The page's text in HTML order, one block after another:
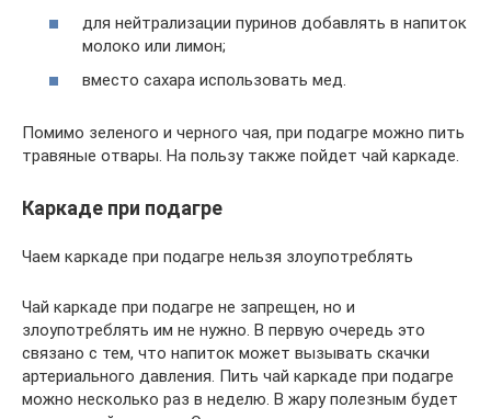
для нейтрализации пуринов добавлять в напиток
молоко или лимон;
вместо сахара использовать мед.
Помимо зеленого и черного чая, при подагре можно пить
травяные отвары. На пользу также пойдет чай каркаде.
Каркаде при подагре
Чаем каркаде при подагре нельзя злоупотреблять
Чай каркаде при подагре не запрещен, но и
злоупотреблять им не нужно. В первую очередь это
связано с тем, что напиток может вызывать скачки
артериального давления. Пить чай каркаде при подагре
можно несколько раз в неделю. В жару полезным будет